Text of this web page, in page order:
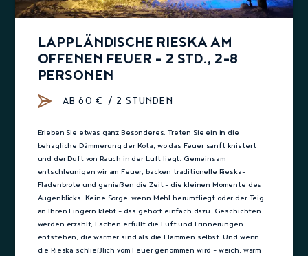
LAPPLÄNDISCHE RIESKA AM
OFFENEN FEUER – 2 STD., 2–8
PERSONEN
AB 60 € / 2 STUNDEN
Erleben Sie etwas ganz Besonderes. Treten Sie ein in die
behagliche Dämmerung der Kota, wo das Feuer sanft knistert
und der Duft von Rauch in der Luft liegt. Gemeinsam
entschleunigen wir am Feuer, backen traditionelle Rieska-
Fladenbrote und genießen die Zeit – die kleinen Momente des
Augenblicks. Keine Sorge, wenn Mehl herumfliegt oder der Teig
an Ihren Fingern klebt – das gehört einfach dazu. Geschichten
werden erzählt, Lachen erfüllt die Luft und Erinnerungen
entstehen, die wärmer sind als die Flammen selbst. Und wenn
die Rieska schließlich vom Feuer genommen wird – weich, warm